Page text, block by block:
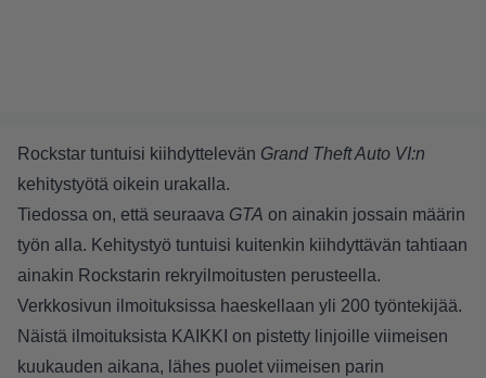
Rockstar tuntuisi kiihdyttelevän Grand Theft Auto VI:n
kehitystyötä oikein urakalla.
Tiedossa on, että seuraava GTA on ainakin jossain määrin
työn alla. Kehitystyö tuntuisi kuitenkin kiihdyttävän tahtiaan
ainakin Rockstarin rekryilmoitusten perusteella.
Verkkosivun ilmoituksissa haeskellaan yli 200 työntekijää.
Näistä ilmoituksista KAIKKI on pistetty linjoille viimeisen
kuukauden aikana, lähes puolet viimeisen parin